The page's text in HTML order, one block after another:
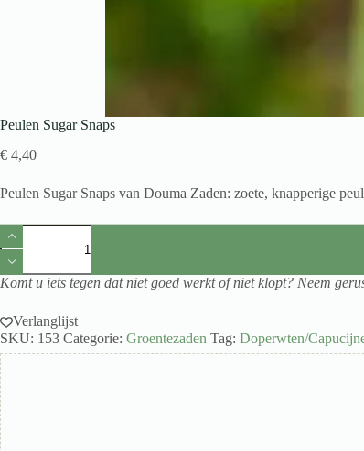
Peulen Sugar Snaps
€ 4,40
Peulen Sugar Snaps van Douma Zaden: zoete, knapperige
Peulen
Sugar
Snaps
aantal
Komt u iets tegen dat niet goed werkt of niet klopt? Neem
Verlanglijst
SKU: 153 Categorie: Groentezaden Tag: Doperwten/